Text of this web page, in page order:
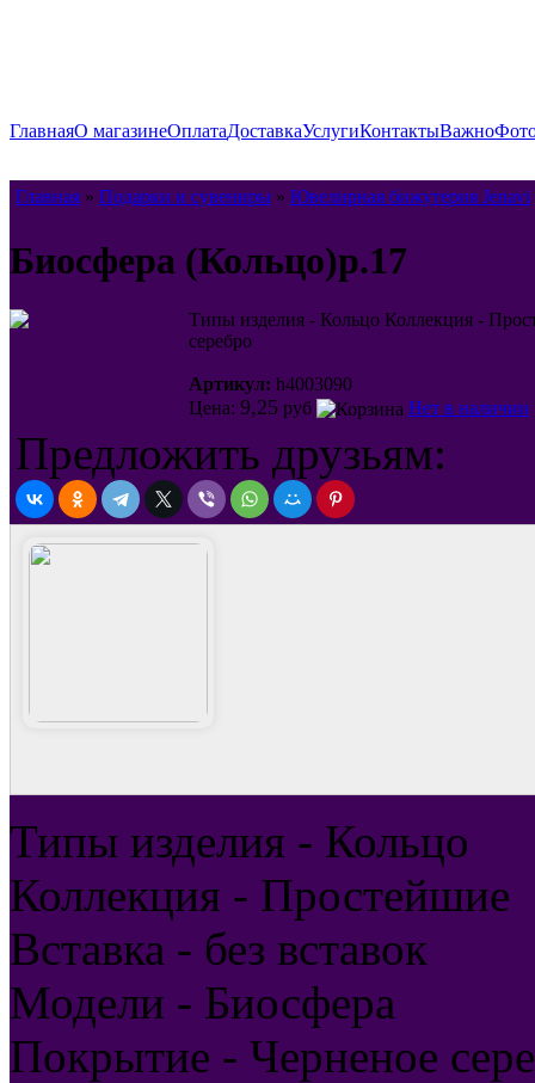
ГлавнаяО магазинеОплатаДоставкаУслугиКонтактыВажно
Главная » Подарки и сувениры » Ювелирная бижутерия Jenavi
Биосфера (Кольцо)p.17
Типы изделия - Кольцо Коллекция -
серебро
Артикул: h4003090
Цена: 9,25 руб Нет в наличии
Предложить друзьям:
Типы изделия - Кольцо
Коллекция - Простейшие
Вставка - без вставок
Модели - Биосфера
Покрытие - Черненое